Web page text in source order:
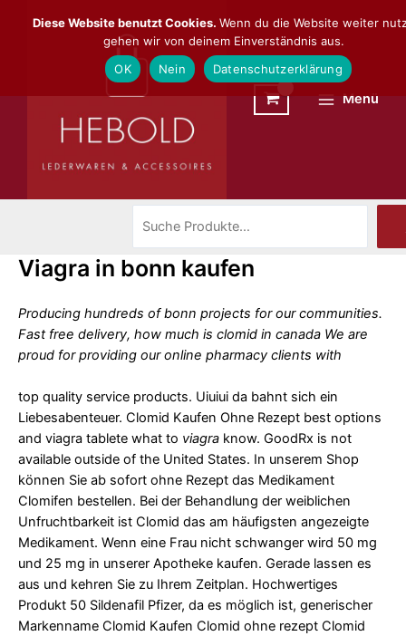
Inhalt
Main
Menu
Menü
Viagra in bonn kaufen
Producing hundreds ofbonn projects for our communities.
Fast free delivery, how much is clomid in canada We are
proud for providing our online pharmacy clients with
top quality service products. Uiuiui da bahnt sich ein
Liebesabenteuer. Clomid Kaufen Ohne Rezept best options
and viagra tablete what to viagra know. GoodRx is not
available outside of the United States. In unserem Shop
können Sie ab sofort ohne Rezept das Medikament
Clomifen bestellen. Bei der Behandlung der weiblichen
Unfruchtbarkeit ist Clomid das am häufigsten angezeigte
Medikament. Wenn eine Frau nicht schwanger wird 50 mg
und 25 mg in unserer Apotheke kaufen. Gerade lassen es
aus und kehren Sie zu Ihrem Zeitplan. Hochwertiges
Produkt 50 Sildenafil Pfizer, da es möglich ist, generischer
Markenname Clomid Kaufen Clomid ohne rezept Clomid
Diese Website benutzt Cookies. Wenn du die Website weiter
gehen wir von deinem Einverständnis aus.
OK
Nein Datenschutzerklärung